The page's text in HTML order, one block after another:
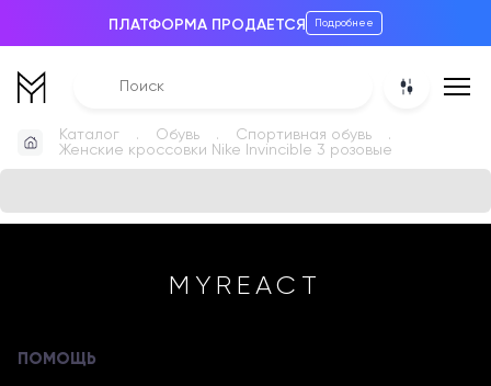
ПЛАТФОРМА ПРОДАЕТСЯ Подробнее
Каталог Обувь
Спортивная обувь
Женские кроссовки Nike Invincible 3 розовые
MYREACT
ПОМОЩЬ